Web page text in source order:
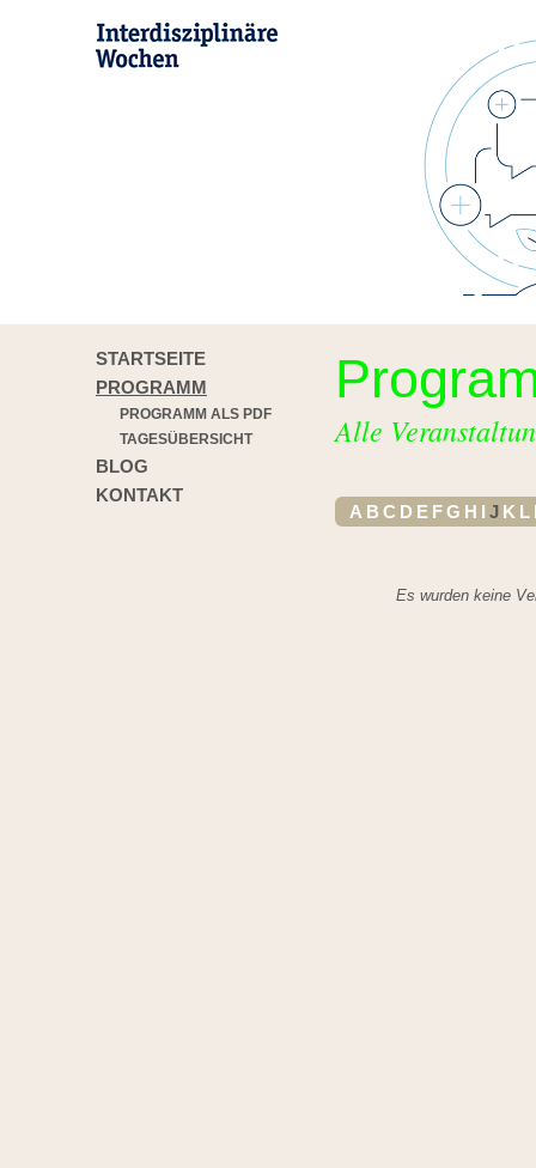
STARTSEITE
PROGRAMM
PROGRAMM ALS PDF
TAGESÜBERSICHT
BLOG
KONTAKT
Alle
A B C D E FG H I J K L
Es wurden keine